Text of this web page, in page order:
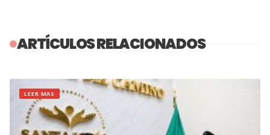
ARTÍCULOS RELACIONADOS
LEER MAS